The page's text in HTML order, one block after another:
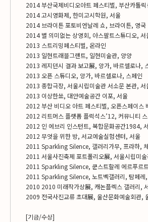
2014 부산국제비디오아트 페스티벌, 부산카톨
2014 고시영화제, 한미고시학원, 서울
2014 브라이튼 포토비엔날레 쇼, 브라이튼, 영국
2014 별 의미없는 상영회, 아스팔트스튜디오, 서
2013 스트리밍페스티벌, 온라인
2013 일현트래블그랜트, 일현미술관, 양양
2013 레지던시 결과 보고展, 앙가, 바르셀로나,
2013 오픈 스튜디오, 앙가, 바르셀로나, 스페인
2013 종합극장, 서울시립미술관 서소문 본관, 서
2013 이상한쑈, 대안예술공간 이포, 서울
2012 부산 비디오 아트 페스티벌, 오픈스페이스
2012 리트머스 플랫폼 플럭석스’12, 커뮤니티
2012 인 에브리 인스턴트, 복합문화공간1984,
2012 무엇을 위한 방, 서교예술실험센터, 서울
2011 Sparkling Silence, 갤러리가무, 프라하,
2011 서울사진축제 포트폴리오展, 서울시립미
2011 Sparkling Silence, 쿤스트할레 에르푸르
2011 Sparkling Silence, 노트벡갤러리, 탐페레,
2010 2010 미래작가상展, 캐논플렉스 갤러리,
2009 전국사진교류 초대展, 울산문화예술회관,
[기금/수상]